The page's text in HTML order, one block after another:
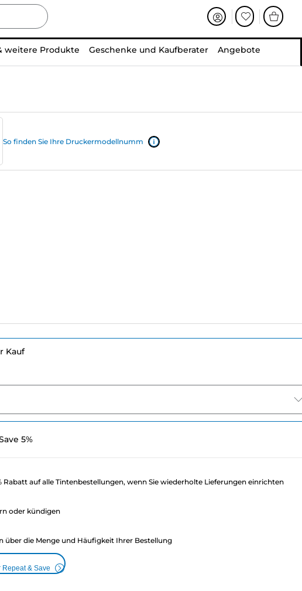
weitere Produkte Geschenke und Kaufberater Angebote
So finden Sie Ihre Druckermodellnumm
Kauf
5%
Rabatt auf alle Tintenbestellungen, wenn Sie wiederholte Lieferungen einrichten
oder kündigen
über die Menge und Häufigkeit Ihrer Bestellung
& Save